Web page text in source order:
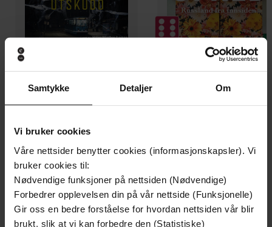
Samtykke Detaljer Om
Vi bruker cookies
Våre nettsider benytter cookies (informasjonskapsler). Vi
bruker cookies til:
Nødvendige funksjoner på nettsiden (Nødvendige)
Forbedrer opplevelsen din på vår nettside (Funksjonelle)
Gir oss en bedre forståelse for hvordan nettsiden vår blir
brukt, slik at vi kan forbedre den (Statistiske)
399,-
Utskudd
Jørn Lier Horst
449,-
Ufred
Åsne Seierstad
Forfattere Kira Jarmyš(forfatter),Hege Susanne
Bergan(oversetter),Fanny Vaager
(innleser)